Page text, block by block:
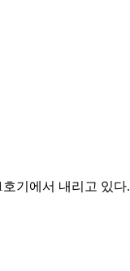
기에서 내리고 있다.